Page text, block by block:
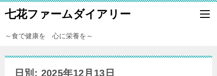
七花ファームダイアリー
～食で健康を 心に栄養を～
日別: 2025年12月13日